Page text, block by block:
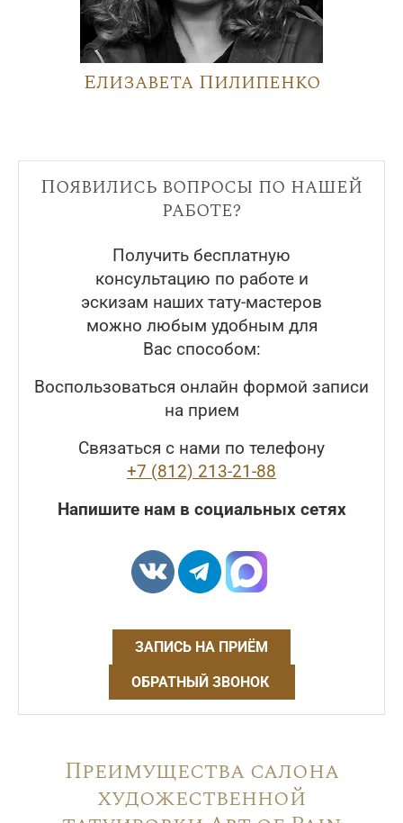
Елизавета Пилипенко
Появились вопросы по нашей
работе?
Получить бесплатную
консультацию по работе и
эскизам наших тату-мастеров
можно любым удобным для
Вас способом:
Воспользоваться онлайн формой записи
на прием
Связаться с нами по телефону
+7 (812) 213-21-88
Напишите нам в социальных сетях
ЗАПИСЬ НА ПРИЁМ
ОБРАТНЫЙ ЗВОНОК
Преимущества салона
художественной